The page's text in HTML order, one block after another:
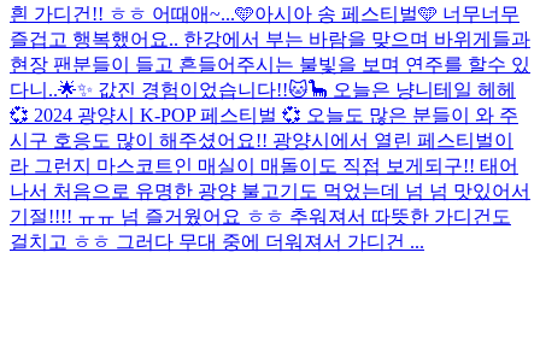
흰 가디건!! ㅎㅎ 어때애~...🩵아시아 송 페스티벌🩵 너무너무
즐겁고 행복했어요.. 한강에서 부는 바람을 맞으며 바위게들과
현장 팬분들이 들고 흔들어주시는 불빛을 보며 연주를 할수 있
다니..🌟✨ 값진 경험이었습니다!!🐱🦕 오늘은 냥니테일 헤헤
💞 2024 광양시 K-POP 페스티벌 💞 오늘도 많은 분들이 와 주
시구 호응도 많이 해주셨어요!! 광양시에서 열린 페스티벌이
라 그런지 마스코트인 매실이 매돌이도 직접 보게되구!! 태어
나서 처음으로 유명한 광양 불고기도 먹었는데 넘 넘 맛있어서
기절!!!! ㅠㅠ 넘 즐거웠어요 ㅎㅎ 추워져서 따뜻한 가디건도
걸치고 ㅎㅎ 그러다 무대 중에 더워져서 가디건 ...